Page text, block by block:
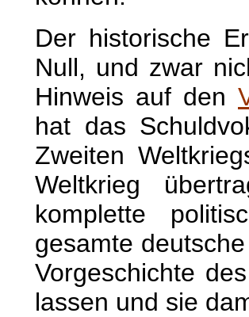
Der historische
Null, und zwar
Hinweis auf den
hat das
Zweiten
Weltkrieg
komplette
gesamte
Vorgeschichte
lassen und sie